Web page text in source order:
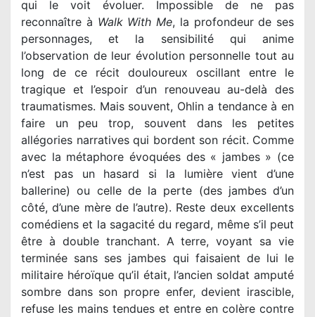
qui le voit évoluer. Impossible de ne pas
reconnaître à Walk With Me, la profondeur de ses
personnages, et la sensibilité qui anime
l’observation de leur évolution personnelle tout au
long de ce récit douloureux oscillant entre le
tragique et l’espoir d’un renouveau au-delà des
traumatismes. Mais souvent, Ohlin a tendance à en
faire un peu trop, souvent dans les petites
allégories narratives qui bordent son récit. Comme
avec la métaphore évoquées des « jambes » (ce
n’est pas un hasard si la lumière vient d’une
ballerine) ou celle de la perte (des jambes d’un
côté, d’une mère de l’autre). Reste deux excellents
comédiens et la sagacité du regard, même s’il peut
être à double tranchant. A terre, voyant sa vie
terminée sans ses jambes qui faisaient de lui le
militaire héroïque qu’il était, l’ancien soldat amputé
sombre dans son propre enfer, devient irascible,
refuse les mains tendues et entre en colère contre